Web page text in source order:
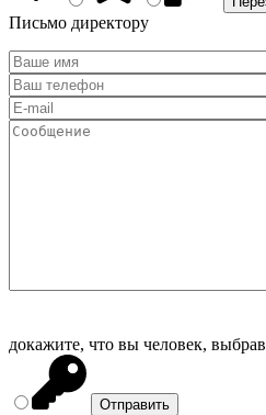
Письмо директору
докажите, что вы человек, выбрав